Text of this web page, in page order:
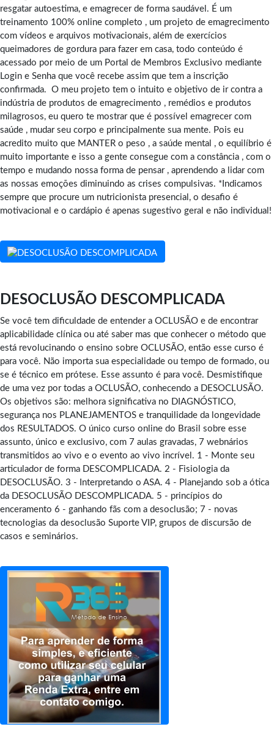
resgatar autoestima, e emagrecer de forma saudável. É um
treinamento 100% online completo , um projeto de emagrecimento
com vídeos e arquivos motivacionais, além de exercícios
queimadores de gordura para fazer em casa, todo conteúdo é
acessado por meio de um Portal de Membros Exclusivo mediante
Login e Senha que você recebe assim que tem a inscrição
confirmada. O meu projeto tem o intuito e objetivo de ir contra a
indústria de produtos de emagrecimento , remédios e produtos
milagrosos, eu quero te mostrar que é possível emagrecer com
saúde , mudar seu corpo e principalmente sua mente. Pois eu
acredito muito que MANTER o peso , a saúde mental , o equilíbrio é
muito importante e isso a gente consegue com a constância , com o
tempo e mudando nossa forma de pensar , aprendendo a lidar com
as nossas emoções diminuindo as crises compulsivas. *Indicamos
sempre que procure um nutricionista presencial, o desafio é
motivacional e o cardápio é apenas sugestivo geral e não individual!
DESOCLUSÃO DESCOMPLICADA
Se você tem dificuldade de entender a OCLUSÃO e de encontrar
aplicabilidade clínica ou até saber mas que conhecer o método que
está revolucinando o ensino sobre OCLUSÃO, então esse curso é
para você. Não importa sua especialidade ou tempo de formado, ou
se é técnico em prótese. Esse assunto é para você. Desmistifique
de uma vez por todas a OCLUSÃO, conhecendo a DESOCLUSÃO.
Os objetivos são: melhora significativa no DIAGNÓSTICO,
segurança nos PLANEJAMENTOS e tranquilidade da longevidade
dos RESULTADOS. O único curso online do Brasil sobre esse
assunto, único e exclusivo, com 7 aulas gravadas, 7 webnários
transmitidos ao vivo e o evento ao vivo incrível. 1 - Monte seu
articulador de forma DESCOMPLICADA. 2 - Fisiologia da
DESOCLUSÃO. 3 - Interpretando o ASA. 4 - Planejando sob a ótica
da DESOCLUSÃO DESCOMPLICADA. 5 - princípios do
enceramento 6 - ganhando fãs com a desoclusão; 7 - novas
tecnologias da desoclusão Suporte VIP, grupos de discursão de
casos e seminários.